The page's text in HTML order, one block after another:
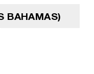
BAHAMAS)